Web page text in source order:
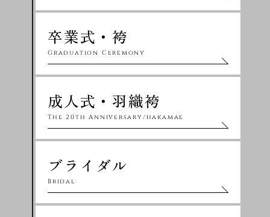
卒業式・袴
Graduation Ceremony
成人式・羽織袴
The 20th Anniversary/hakamae
ブライダル
Bridal